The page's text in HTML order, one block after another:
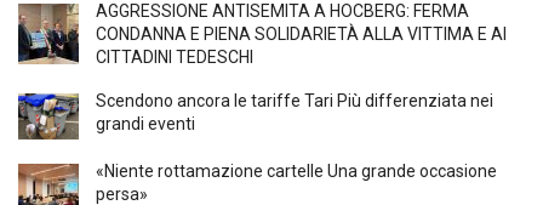
AGGRESSIONE ANTISEMITA A HÖCBERG: FERMA
CONDANNA E PIENA SOLIDARIETÀ ALLA VITTIMA E AI
CITTADINI TEDESCHI
Scendono ancora le tariffe Tari Più differenziata nei
grandi eventi
«Niente rottamazione cartelle Una grande occasione
persa»